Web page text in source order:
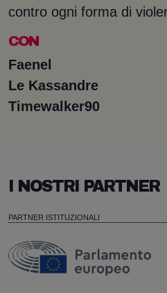
contro ogni forma di
CON
Faenel
Le Kassandre
Timewalker90
I NOSTRI PARTNER
PARTNER ISTITUZIONALI